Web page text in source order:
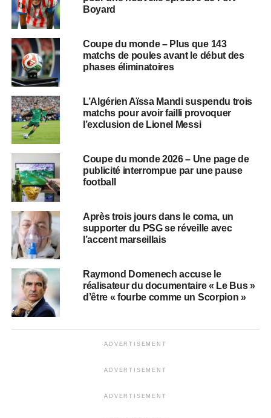
Boyard
Coupe du monde – Plus que 143
matchs de poules avant le début des
phases éliminatoires
L’Algérien Aïssa Mandi suspendu trois
matchs pour avoir failli provoquer
l’exclusion de Lionel Messi
Coupe du monde 2026 – Une page de
publicité interrompue par une pause
football
Après trois jours dans le coma, un
supporter du PSG se réveille avec
l’accent marseillais
Raymond Domenech accuse le
réalisateur du documentaire « Le Bus »
d’être « fourbe comme un Scorpion »
ADVERTISEMENT
ADVERTISEMENT
ADVERTISEMENT